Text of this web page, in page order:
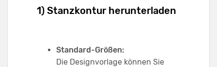
1) Stanzkontur herunterladen
Standard-Größen:
Die Designvorlage können Sie